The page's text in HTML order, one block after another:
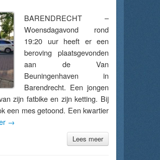
BARENDRECHT –
Woensdagavond rond
19:20 uur heeft er een
beroving plaatsgevonden
aan de Van
Beuningenhaven in
Barendrecht. Een jongen
zijn fatbike en zijn ketting. Bij
een mes getoond. Een kwartier
→
Lees meer